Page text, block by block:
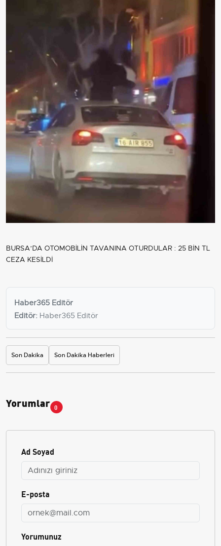
BURSA’DA OTOMOBİLİN TAVANINA OTURDULAR : 25 BİN TL
CEZA KESİLDİ
Haber365 Editör
Editör: Haber365 Editör
Son Dakika Son Dakika Haberleri
Yorumlar 0
Ad Soyad
E-posta
Yorumunuz